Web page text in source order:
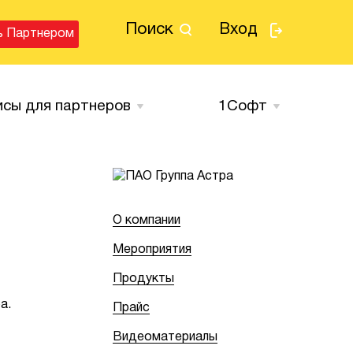
Поиск Вход
Партнером
для партнеров 1Cофт
О компании
Мероприятия
Продукты
Прайс
Видеоматериалы